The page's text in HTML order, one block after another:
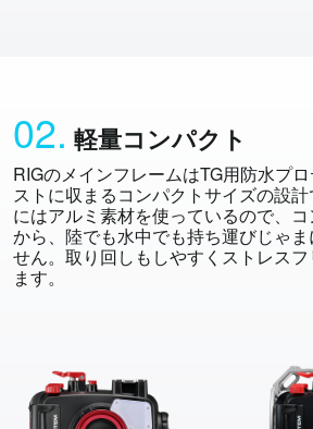
02. 軽量コンパクト
RIGのメインフレームはTG用防水プ
ストに収まるコンパクトサイズの設
にはアルミ素材を使っているので、
から、陸でも水中でも持ち運びじゃ
せん。取り回しもしやすくストレス
ます。